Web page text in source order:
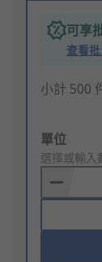
可享
查看
小計 500
Add
to
Basket
單位
選擇或輸入